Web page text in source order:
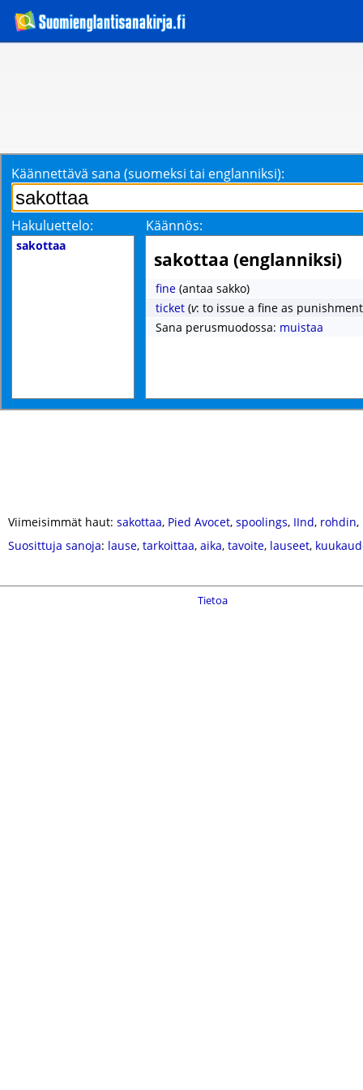
Käännettävä sana (suomeksi tai englanniksi):
Hakuluettelo: Käännös:
sakottaa
sakottaa (englanniksi)
fine (antaa sakko)
ticket (v: to issue a fine as
Sana perusmuodossa: muistaa
Viimeisimmät haut: sakottaa, Pied Avocet, spoolings, IInd, rohdin,
Suosittuja sanoja: lause, tarkoittaa, aika, tavoite, lauseet,
Tietoa